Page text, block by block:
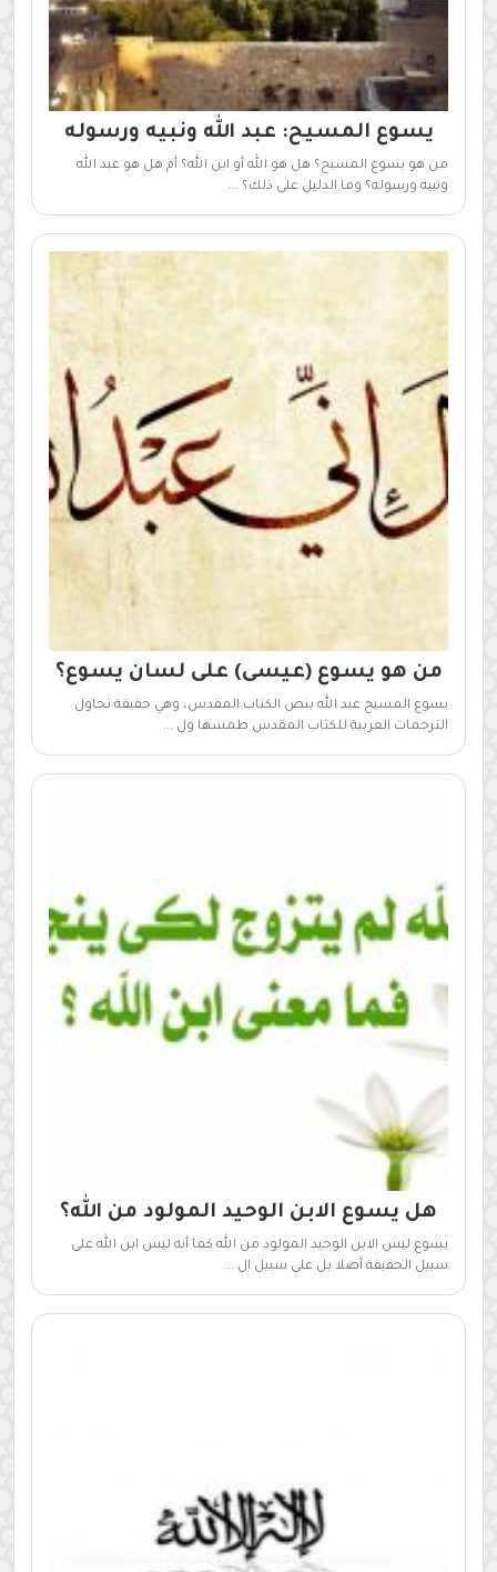
يسوع المسيح: عبد الله ونبيه ورسوله
من هو يسوع المسيح؟ هل هو الله أو ابن الله؟ أم هل هو عبد الله
ونبيه ورسوله؟ وما الدليل على ذلك؟ ...
من هو يسوع (عيسى) على لسان يسوع؟
يسوع المسيح عبد الله بنص الكتاب المقدس، وهي حقيقة تحاول
الترجمات العربية للكتاب المقدس طمسها ول ...
هل يسوع الابن الوحيد المولود من الله؟
يسوع ليس الابن الوحيد المولود من الله كما أنه ليس ابن الله على
سبيل الحقيقة أصلا بل على سبيل ال ...